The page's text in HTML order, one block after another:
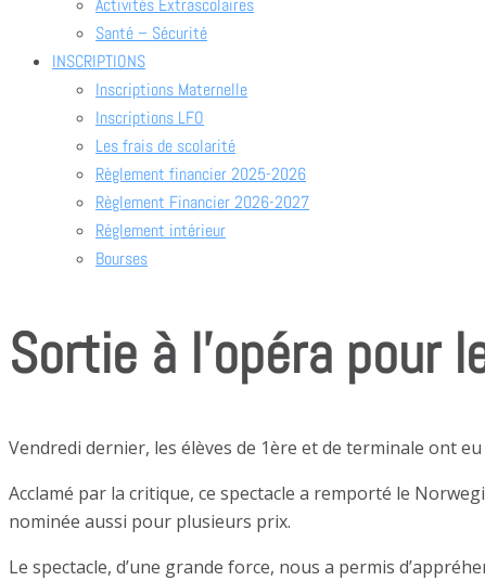
Santé – Sécurité
INSCRIPTIONS
Inscriptions Maternelle
Inscriptions LFO
Les frais de scolarité
Règlement financier 2025-2026
Règlement Financier 2026-2027
Réglement intérieur
Bourses
Sortie à l’opéra pour
Vendredi dernier, les élèves de 1ère et de terminale ont eu
Acclamé par la critique, ce spectacle a remporté le
nominée aussi pour plusieurs prix.
Le spectacle, d’une grande force, nous a permis